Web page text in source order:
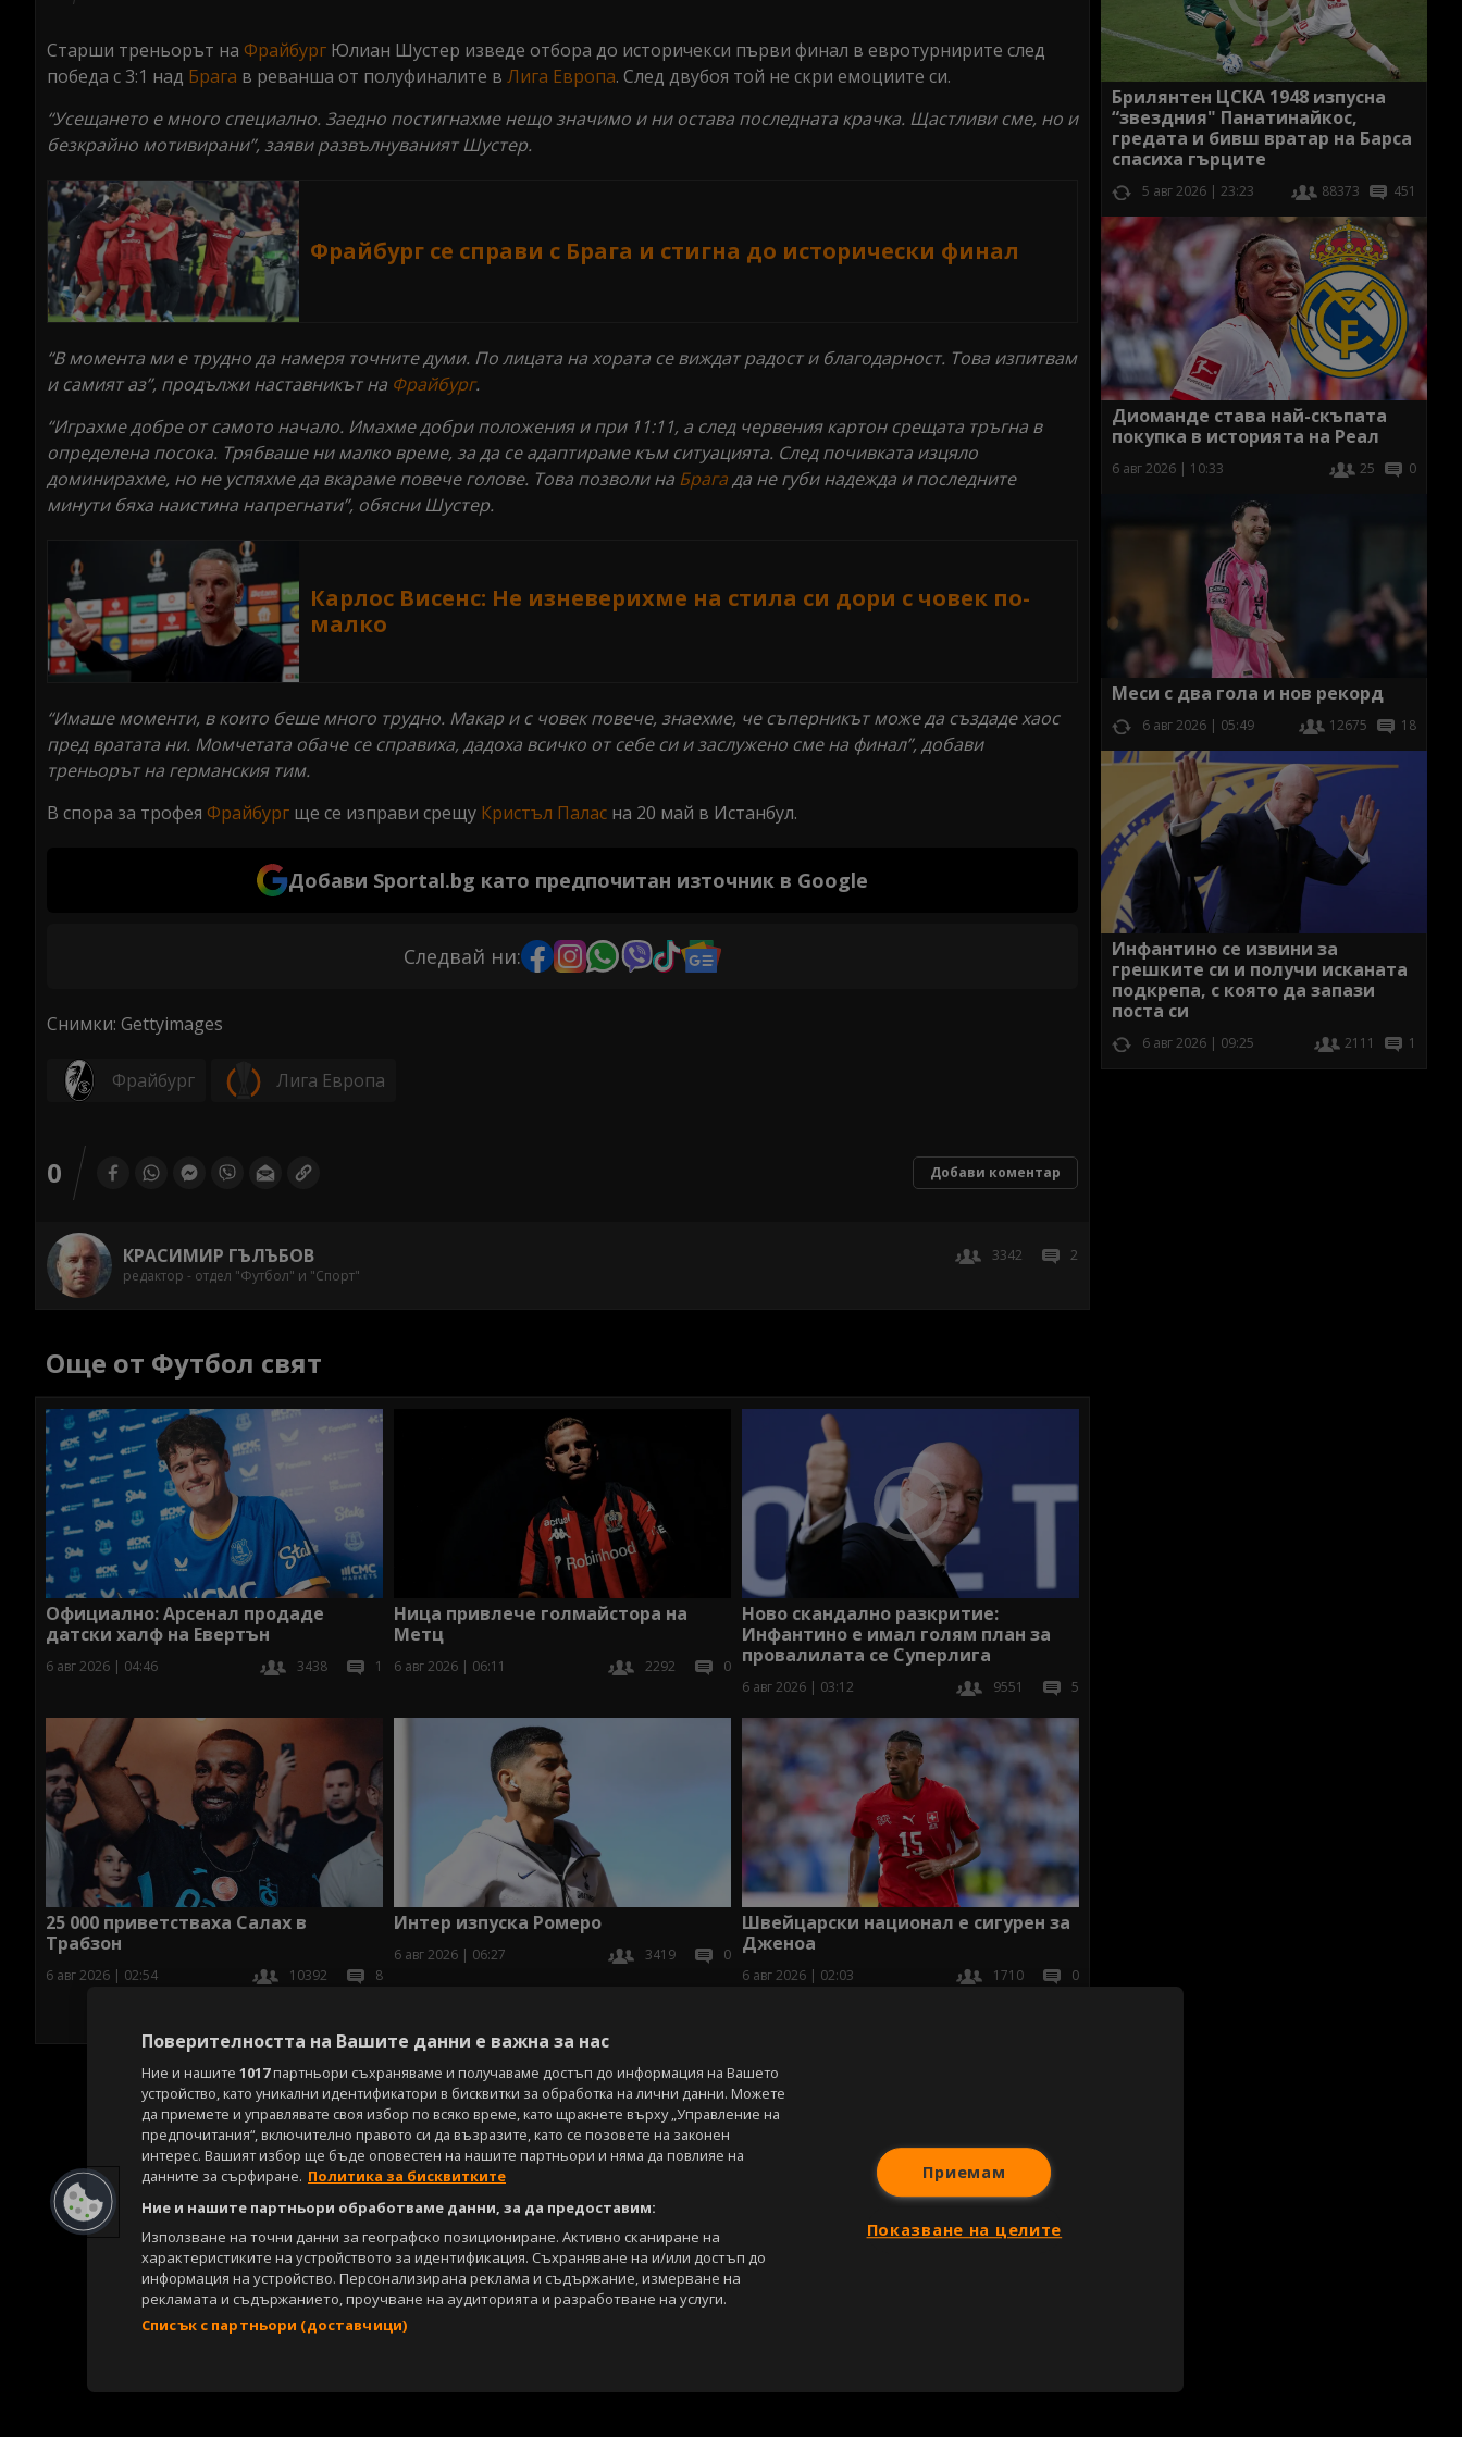
Старши треньорът на Фрайбург Юлиан Шустер изведе отбора до историчекси първи финал в евротурнирите след
победа с 3:1 над Брага в реванша от полуфиналите в Лига Европа. След двубоя той не скри емоциите си.
“Усещането е много специално. Заедно постигнахме нещо значимо и ни остава последната крачка. Щастливи сме, но и
безкрайно мотивирани”, заяви развълнуваният Шустер.
Фрайбург се справи с Брага и стигна до исторически финал
“В момента ми е трудно да намеря точните думи. По лицата на хората се виждат радост и благодарност. Това изпитвам
и самият аз”, продължи наставникът на Фрайбург.
“Играхме добре от самото начало. Имахме добри положения и при 11:11, а след червения картон срещата тръгна в
определена посока. Трябваше ни малко време, за да се адаптираме към ситуацията. След почивката изцяло
доминирахме, но не успяхме да вкараме повече голове. Това позволи на Брагада не губи надежда и последните
минути бяха наистина напрегнати”, обясни Шустер.
Карлос Висенс: Не изневерихме на стила си дори с човек по-
малко
“Имаше моменти, в които беше много трудно. Макар и с човек повече, знаехме, че съперникът може да създаде хаос
пред вратата ни. Момчетата обаче се справиха, дадоха всичко от себе си и заслужено сме на финал”, добави
треньорът на германския тим.
В спора за трофея Фрайбург ще се изправи срещу Кристъл Палас на 20 май в Истанбул.
Добави Sportal.bg като предпочитан източник в Google
Следвай ни:
Снимки: Gettyimages
Фрайбург Лига Европа
0 Добави коментар
КРАСИМИР ГЪЛЪБОВ
редактор - отдел "Футбол" и "Спорт"
3342 2
Още от Футбол свят
Официално: Арсенал продаде
датски халф на Евертън
6 авг 2026 | 04:46 3438 1
Ница привлече голмайстора на
Метц
6 авг 2026 | 06:11 2292 0
Ново скандално разкритие:
Инфантино е имал голям план за
провалилата се Суперлига
6 авг 2026 | 03:12 9551 5
25 000 приветстваха Салах в
Трабзон
6 авг 2026 | 02:54 10392 8
Интер изпуска Ромеро
6 авг 2026 | 06:27 3419 0
Швейцарски национал е сигурен за
Дженоа
6 авг 2026 | 02:03 1710
0
Брилянтен ЦСКА 1948 изпусна
“звездния" Панатинайкос,
гредата и бивш вратар на Барса
спасиха гърците
5 авг 2026 | 23:23 88373 451
Диоманде става най-скъпата
покупка в историята на Реал
6 авг 2026 | 10:33 25 0
Меси с два гола и нов рекорд
6 авг 2026 | 05:49 12675 18
Инфантино се извини за
грешките си и получи исканата
подкрепа, с която да запази
поста си
6 авг 2026 | 09:25 2111 1
Поверителността на Вашите данни е важна за нас
Ние и нашите 1017партньори съхраняваме и получаваме достъп до информация на Вашето
устройство, като уникални идентификатори в бисквитки за обработка на лични данни. Можете
да приемете и управлявате своя избор по всяко време, като щракнете върху „Управление на
предпочитания“, включително правото си да възразите, като се позовете на законен
интерес. Вашият избор ще бъде оповестен на нашите партньори и няма да повлияе на
данните за сърфиране. Политика за бисквитките
Ние и нашите партньори обработваме данни, за да предоставим:
Използване на точни данни за географско позициониране. Активно сканиране на
характеристиките на устройството за идентификация. Съхраняване на и/или достъп до
информация на устройство. Персонализирана реклама и съдържание, измерване на
рекламата и съдържанието, проучване на аудиторията и разработване на услуги.
Списък с партньори (доставчици)
Приемам
Показване на целите